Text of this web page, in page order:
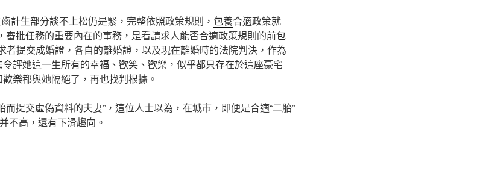
計生部分談不上松仍是緊，完整依照政策規則， 包養合適政策就
審批任務的重要內在的事務，是看請求人能否合適政策規則的前包
者提交成婚證，各自的離婚證，以及現在離婚時的法院判決，作為
評她這一生所有的幸福、歡笑、歡樂，似乎都只存在於這座豪宅
樂都與她隔絕了，再也找判根據。
提交虛偽資料的夫妻”，這位人士以為，在城市，即便是合適“二胎”
不高，還有下滑趨向。